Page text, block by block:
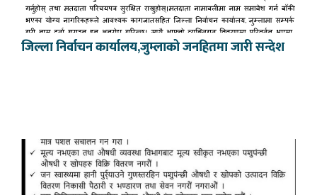
जिल्ला निर्वाचन कार्यालय,जुम्लाको जनहितमा जारी सन्देश